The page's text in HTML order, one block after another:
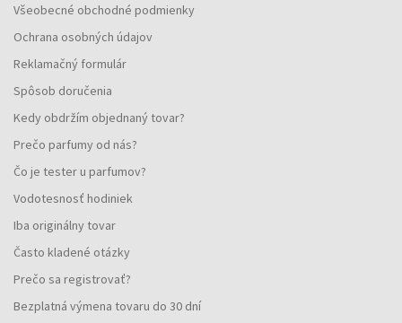
Všeobecné obchodné podmienky
Ochrana osobných údajov
Reklamačný formulár
Spôsob doručenia
Kedy obdržím objednaný tovar?
Prečo parfumy od nás?
Čo je tester u parfumov?
Vodotesnosť hodiniek
Iba originálny tovar
Často kladené otázky
Prečo sa registrovať?
Bezplatná výmena tovaru do 30 dní